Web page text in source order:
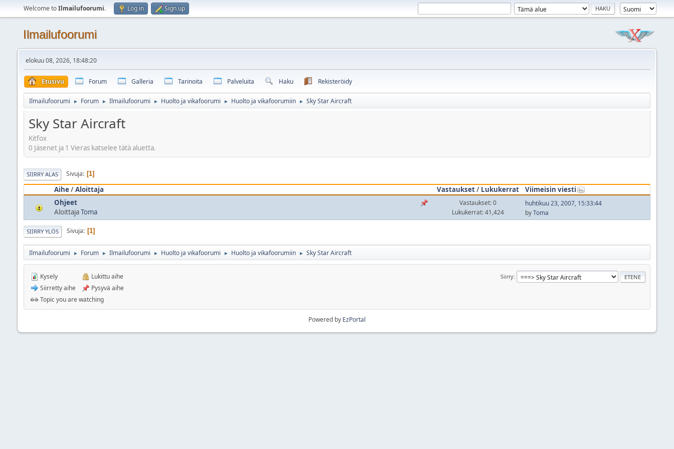
Welcome toIlmailufoorumi. Log in Sign up
Ilmailufoorumi
elokuu 08, 2026, 18:48:20
Etusivu Forum Galleria Tarinoita Palveluita Haku Rekisteröidy
Ilmailufoorumi ► Forum ► Ilmailufoorumi ► Huolto ja vikafoorumi ► Huolto ja vikafoorumiin ► Sky Star Aircraft
Sky Star Aircraft
Kitfox
0 Jäsenet ja 1 Vieras katselee tätä aluetta.
SIIRRY ALAS Sivuja 1
Aihe/Aloittaja Vastaukset/ Lukukerrat
Viimeisin viesti
Ohjeet
AloittajaToma
Vastaukset: 0
Lukukerrat: 41,424
huhtikuu 23, 2007, 15:33:44
byToma
SIIRRY YLÖS Sivuja 1
Ilmailufoorumi ► Forum ► Ilmailufoorumi ► Huolto ja vikafoorumi ► Huolto ja vikafoorumiin ► Sky Star Aircraft
Siirry
Kysely
Siirretty aihe
Lukittu aihe
Pysyvä aihe
Topic you are watching
Powered by EzPortal